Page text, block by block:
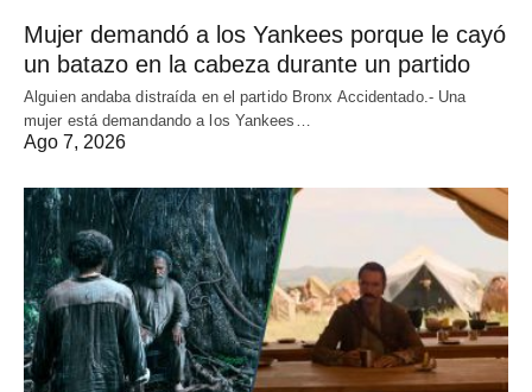
Mujer demandó a los Yankees porque le cayó
un batazo en la cabeza durante un partido
Alguien andaba distraída en el partido Bronx Accidentado.- Una
mujer está demandando a los Yankees…
Ago 7, 2026